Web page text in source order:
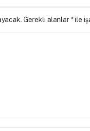
Gerekli alanlar *ile